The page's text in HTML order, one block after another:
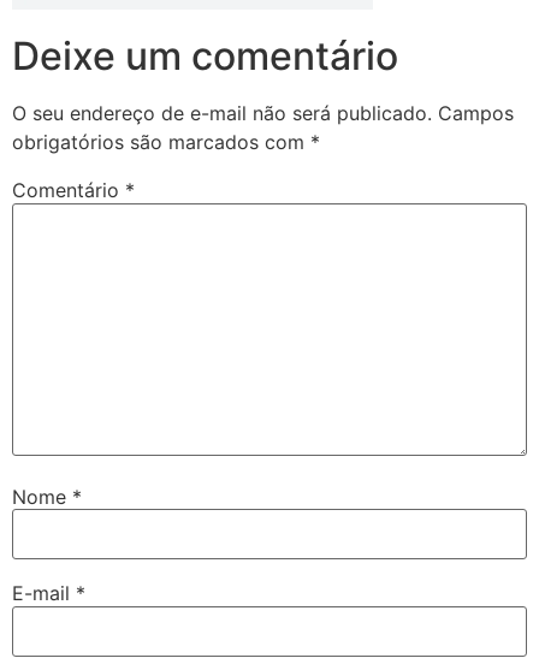
Deixe um comentário
O seu endereço de e-mail não será publicado. Campos
obrigatórios são marcados com *
Comentário *
Nome *
E-mail *